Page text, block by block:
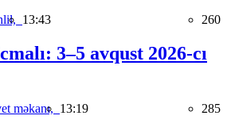
13:43 260
3–5 avqust 2026-cı
məkanı, 13:19 285